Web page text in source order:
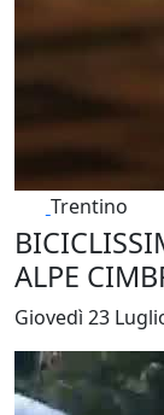
Trentino
ALPE
Giovedì 23